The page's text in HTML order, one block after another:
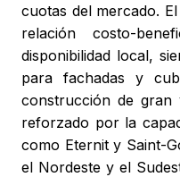
cuotas del mercado.
relación costo-
disponibilidad local,
para fachadas y
construcción de gran
reforzado por la
como Eternit y Saint-
el Nordeste y el